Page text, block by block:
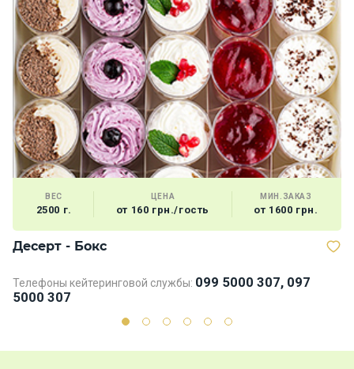
ВЕС
2500 г.
ЦЕНА
от 160 грн./гость
МИН.ЗАКАЗ
от 1600 грн.
Десерт - Бокс
Телефоны кейтеринговой службы: 099 5000 307, 097
5000 307